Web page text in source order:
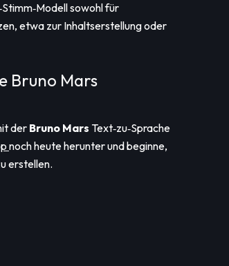
sowohl für
etwa zur Inhaltserstellung oder
Bruno Mars
der Bruno Mars Text‑zu‑Sprache
noch heute herunter und beginne,
erstellen.